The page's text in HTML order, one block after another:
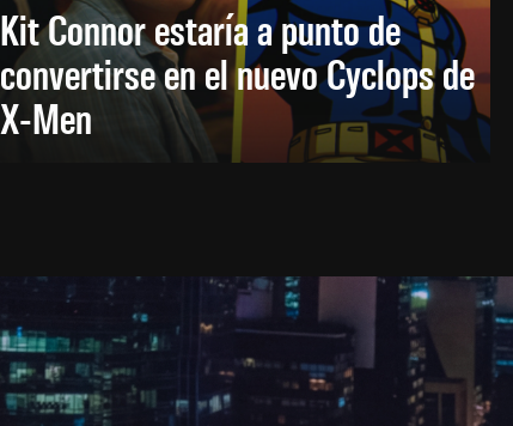
Kit Connor estaría a punto de
convertirse en el nuevo Cyclops de
X-Men